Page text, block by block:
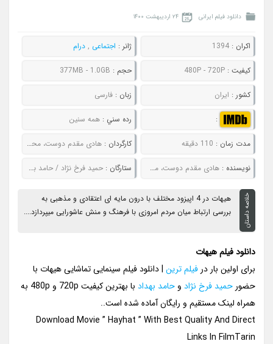
دانلود فیلم ایرانی ۲۴ اردیبهشت ۱۴۰۰
اکران :1394 ژانر : اجتماعی , درام
کيفيت :480P - 720P حجم : 377MB - 1.0GB
کشور : ایران زبان : فارسی
: رده سني : همه سنین
مدت زمان : 110 دقیقه کارگردان : هادی مقدم دوست، محمدهادی نائیجی، روح الله حجازی و دانش اقباشاوی
نويسنده :هادی مقدم دوست، محمدهادی نائیجی، روح الله حجازی و دانش اقباشاوی ستارگان : حمید فرخ نژاد / حامد بهداد / مینا ساداتی / بهاران بنی احمدی / بابک حمیدیان
خلاصه داستان
هیهات در 4 اپیزود مختلف با درون مایه ای اعتقادی و مذهبی به
بررسی ارتباط میان مردم امروزی با فرهنگ و منش عاشورایی میپردازد....
دانلود فیلم هیهات
برای اولین بار درفیلم ترین | دانلود فیلم سینمایی تماشایی هیهات با
حضورحمید فرخ نژاد وحامد بهداد
با بهترین کیفیت 720p و 480p به
همراه لینک مستقیم و رایگان آماده شده است..
Download Movie ” Hayhat ” With Best Quality And Direct
Links In FilmTarin